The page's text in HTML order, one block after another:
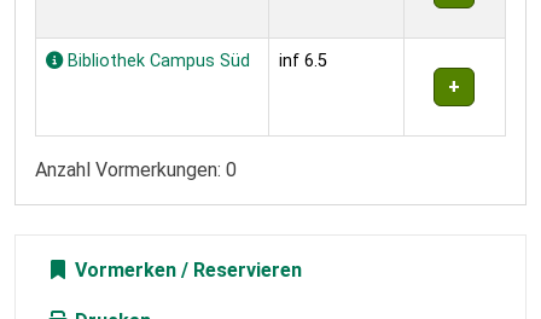
Bibliothek Campus Süd inf 6.5
Anzahl Vormerkungen: 0
Vormerken